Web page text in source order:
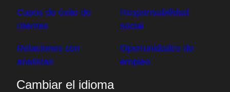
Casos de éxito de
clientes
Relaciones con
analistas
Responsabilidad
social
Oportunidades de
empleo
Cambiar el idioma